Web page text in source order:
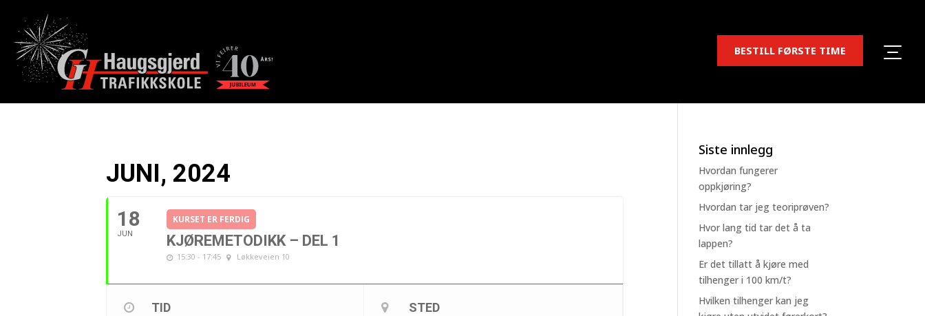
BESTILL FØRSTE TIME
JUNI, 2024
18
JUN
KURSET ER FERDIG
KJØREMETODIKK – DEL 1
15:30 - 17:45 Løkkeveien 10
TID STED
Siste innlegg
Hvordan fungerer
oppkjøring?
Hvordan tar jeg teoriprøven?
Hvor lang tid tar det å ta
lappen?
Er det tillatt å kjøre med
tilhenger i 100 km/t?
Hvilken tilhenger kan jeg